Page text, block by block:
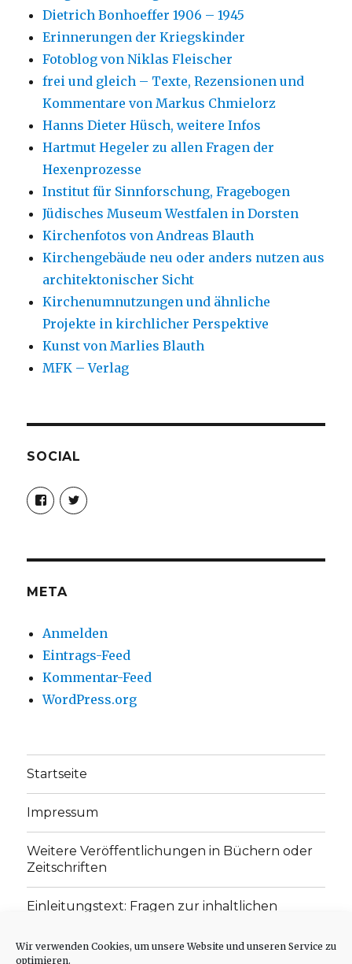
Wir verwenden Cookies, um unsere Website und unseren Service zu
optimieren.
Dietrich Bonhoeffer 1906 – 1945
Erinnerungen der Kriegskinder
Fotoblog von Niklas Fleischer
frei und gleich – Texte, Rezensionen und
Kommentare von Markus Chmielorz
Hanns Dieter Hüsch, weitere Infos
Hartmut Hegeler zu allen Fragen der
Hexenprozesse
Institut für Sinnforschung, Fragebogen
Jüdisches Museum Westfalen in Dorsten
Kirchenfotos von Andreas Blauth
Kirchengebäude neu oder anders nutzen aus
architektonischer Sicht
Kirchenumnutzungen und ähnliche
Projekte in kirchlicher Perspektive
Kunst von Marlies Blauth
MFK – Verlag
SOCIAL
Profil
von
christoph.fleischer1
anzeigen
Profil
von
anzeigen
META
Anmelden
Eintrags-Feed
Kommentar-Feed
WordPress.org
Startseite
Impressum
Weitere Veröffentlichungen in Büchern oder
Zeitschriften
Einleitungstext: Fragen zur inhaltlichen
„schwachen Glaubens“